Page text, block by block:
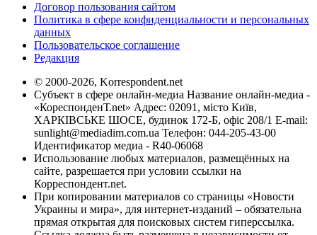
Договор пользования сайтом
Политика в сфере конфиденциальности и персональных
данных
Пользовательское соглашение
Редакция
© 2000-2026, Korrespondent.net
Субъект в сфере онлайн-медиа Название онлайн-медиа -
«КореспонденТ.net» Адрес: 02091, місто Київ,
ХАРКІВСЬКЕ ШОСЕ, будинок 172-Б, офіс 208/1 E-mail:
sunlight@mediadim.com.ua Телефон: 044-205-43-00
Идентификатор медиа - R40-06068
Использование любых материалов, размещённых на
сайте, разрешается при условии ссылки на
Корреспондент.net.
При копировании материалов со страницы «Новости
Украины и мира», для интернет-изданий – обязательна
прямая открытая для поисковых систем гиперссылка.